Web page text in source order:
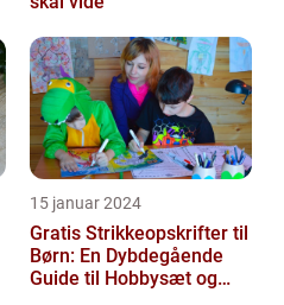
15 januar 2024
Gratis Strikkeopskrifter til
Børn: En Dybdegående
Guide til Hobbysæt og